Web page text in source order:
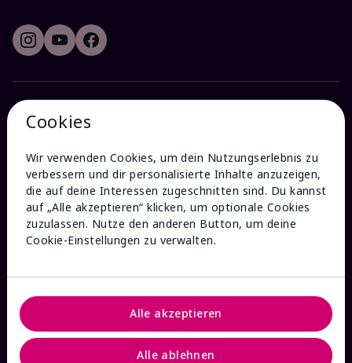
HILFE & KONTAKT
Bestellstatus prüfen
Versand & Retoure
Widerruf
FAQs
Beauty Consultant finden
Cookies
Wir verwenden Cookies, um dein Nutzungserlebnis zu
verbessern und dir personalisierte Inhalte anzuzeigen,
die auf deine Interessen zugeschnitten sind. Du kannst
auf „Alle akzeptieren“ klicken, um optionale Cookies
zuzulassen. Nutze den anderen Button, um deine
Cookie-Einstellungen zu verwalten.
Alle ablehnen
Alle akzeptieren